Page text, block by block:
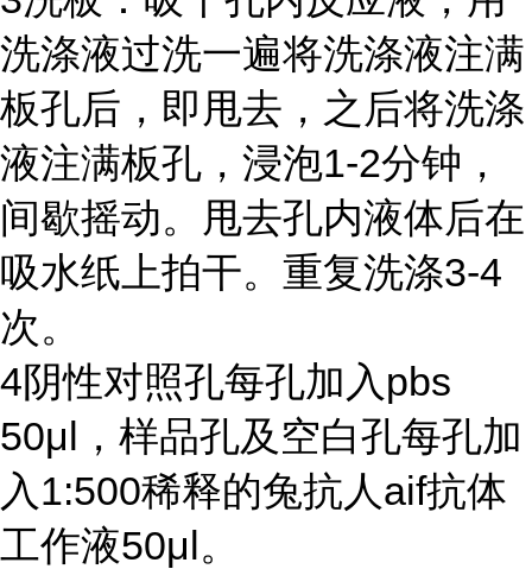
洗涤液过洗一遍将洗涤液注满
板孔后，即甩去，之后将洗涤
液注满板孔，浸泡1-2分钟，
间歇摇动。甩去孔内液体后在
吸水纸上拍干。重复洗涤3-4
次。
4阴性对照孔每孔加入 pbs
50μl ，样品孔及空白孔每孔加
入 1:500稀释的兔抗人aif抗体
工作液50μl。